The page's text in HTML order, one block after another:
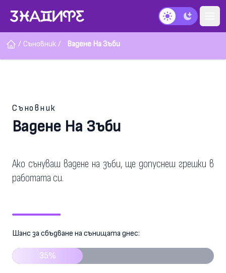
Тъмен режим
/ Съновник / Вадене На Зъби
Съновник
Вадене На Зъби
Ако сънуваш вадене на зъби, ще допуснеш грешки в
работата си.
Шанс за сбъдване на сънищата днес:
35%